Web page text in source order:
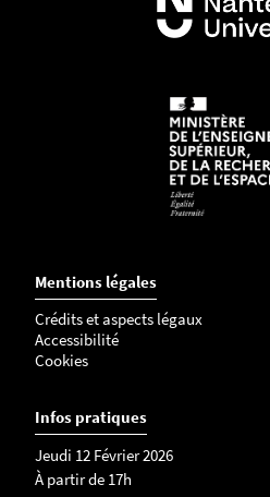
Mentions légales
Crédits et aspects légaux
Accessibilité
Cookies
Infos pratiques
Jeudi 12 Février 2026
À partir de 17h